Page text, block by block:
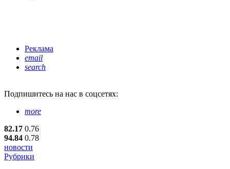
Реклама
email
search
Подпишитесь на нас в соцсетях:
more
82.17 0.76
94.84 0.78
новости
Рубрики